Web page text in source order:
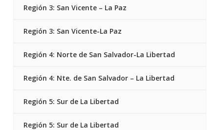
Región 3: San Vicente – La Paz
Región 3: San Vicente-La Paz
Región 4: Norte de San Salvador-La Libertad
Región 4: Nte. de San Salvador – La Libertad
Región 5: Sur de La Libertad
Región 5: Sur de La Libertad